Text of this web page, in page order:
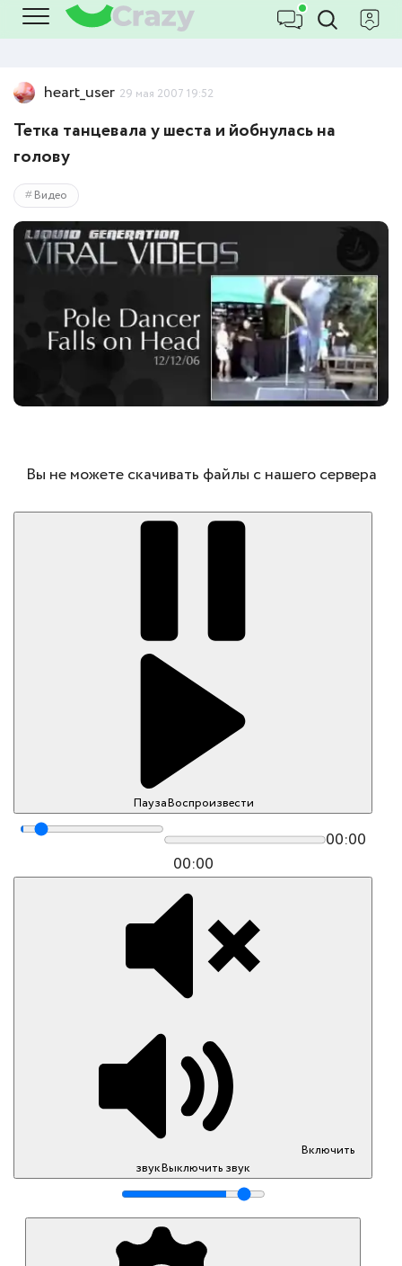
heart_user 29 мая 2007 19:52
Тетка танцевала у шеста и йобнулась на
голову
Видео
Вы не можете скачивать файлы с нашего сервера
ПаузаВоспроизвести
00:00
00:00
Включить
звукВыключить звук